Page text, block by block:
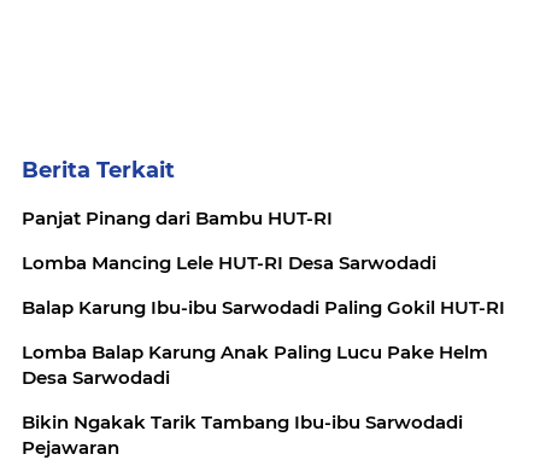
Berita Terkait
Panjat Pinang dari Bambu HUT-RI
Lomba Mancing Lele HUT-RI Desa Sarwodadi
Balap Karung Ibu-ibu Sarwodadi Paling Gokil HUT-RI
Lomba Balap Karung Anak Paling Lucu Pake Helm
Desa Sarwodadi
Bikin Ngakak Tarik Tambang Ibu-ibu Sarwodadi
Pejawaran